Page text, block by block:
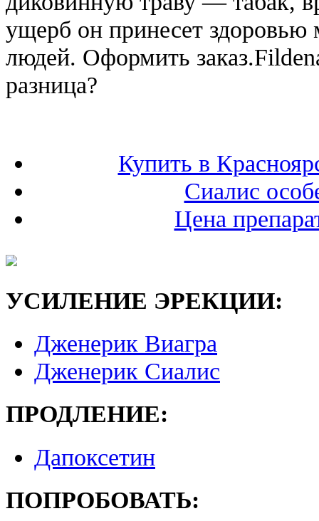
ущерб он принесет
людей. Оформить
разница?
Купить в
Сиалис
Цена
УСИЛЕНИЕ ЭРЕКЦИИ:
Дженерик Виагра
Дженерик Сиалис
ПРОДЛЕНИЕ:
Дапоксетин
ПОПРОБОВАТЬ: